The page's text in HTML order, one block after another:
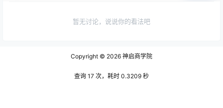
暂无讨论，说说你的看法吧
Copyright © 2026 神启商学院
查询 17 次，耗时 0.3209 秒